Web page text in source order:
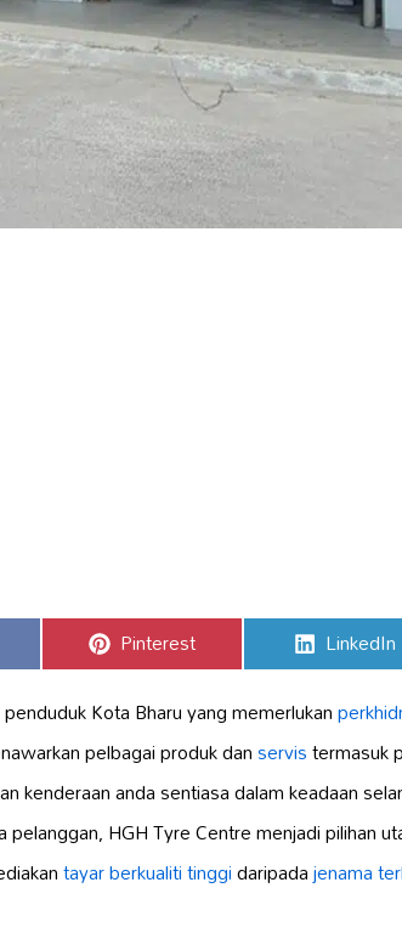
Share
on
Pinterest Share
on
LinkedIn
Kota Bharu yang memerlukan
pelbagai produk danservistermasuk
kenderaan anda sentiasa dalam keadaan
pelanggan, HGH Tyre Centre menjadi pilihan
tayar berkualiti tinggidaripadajenama